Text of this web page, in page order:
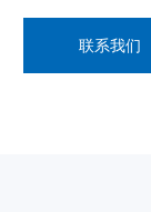
联系我们